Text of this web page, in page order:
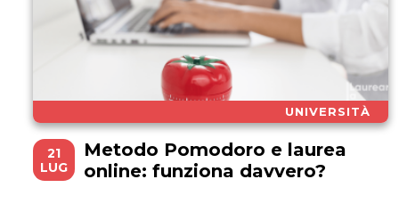
UNIVERSITÀ
21
LUG
Metodo Pomodoro e laurea
online: funziona davvero?